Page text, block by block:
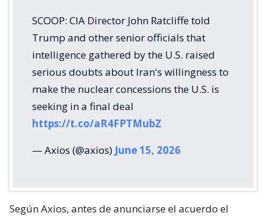
SCOOP: CIA Director John Ratcliffe told
Trump and other senior officials that
intelligence gathered by the U.S. raised
serious doubts about Iran's willingness to
make the nuclear concessions the U.S. is
seeking in a final deal
https://t.co/aR4FPTMubZ
— Axios (@axios) June 15, 2026
Según Axios, antes de anunciarse el acuerdo el